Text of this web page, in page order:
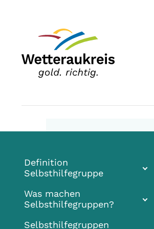
Definition
Selbsthilfegruppe
Was machen
Selbsthilfegruppen?
Selbsthilfegruppen